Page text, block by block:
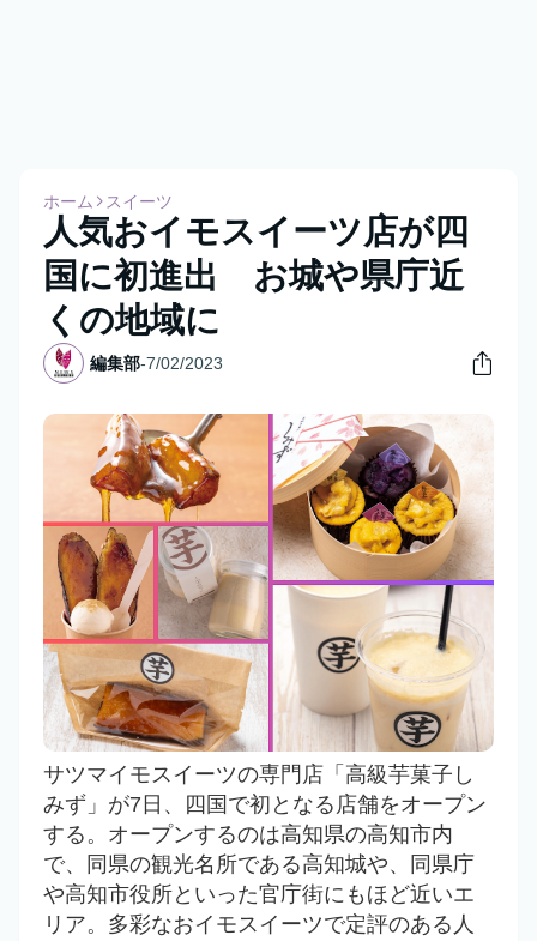
ホーム スイーツ
人気おイモスイーツ店が四
国に初進出 お城や県庁近
くの地域に
編集部-7/02/2023
サツマイモスイーツの専門店「高級芋菓子し
みず」が7日、四国で初となる店舗をオープン
する。オープンするのは高知県の高知市内
で、同県の観光名所である高知城や、同県庁
や高知市役所といった官庁街にもほど近いエ
リア。多彩なおイモスイーツで定評のある人